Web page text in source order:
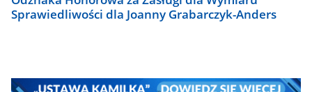
Sprawiedliwości dla Joanny Grabarczyk-Anders